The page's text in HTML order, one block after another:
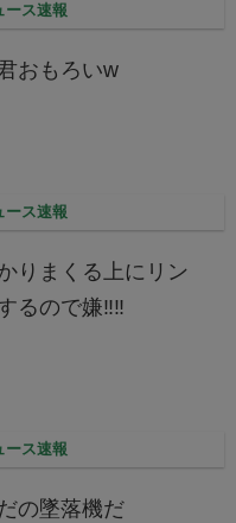
ース速報
おもろいw
ース速報
りまくる上にリン
るので嫌‼️‼️
ース速報
の墜落機だ